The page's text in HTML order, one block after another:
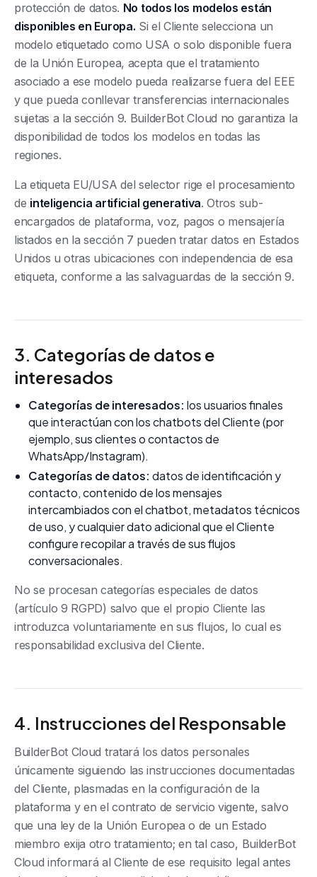
protección de datos. No todos los modelos están
disponibles en Europa. Si el Cliente selecciona un
modelo etiquetado como USA o solo disponible fuera
de la Unión Europea, acepta que el tratamiento
asociado a ese modelo pueda realizarse fuera del EEE
y que pueda conllevar transferencias internacionales
sujetas a la sección 9. BuilderBot Cloud no garantiza la
disponibilidad de todos los modelos en todas las
regiones.
La etiqueta EU/USA del selector rige el procesamiento
de inteligencia artificial generativa. Otros sub-
encargados de plataforma, voz, pagos o mensajería
listados en la sección 7 pueden tratar datos en Estados
Unidos u otras ubicaciones con independencia de esa
etiqueta, conforme a las salvaguardas de la sección 9.
3. Categorías de datos e
interesados
Categorías de interesados: los usuarios finales
que interactúan con los chatbots del Cliente (por
ejemplo, sus clientes o contactos de
WhatsApp/Instagram).
Categorías de datos: datos de identificación y
contacto, contenido de los mensajes
intercambiados con el chatbot, metadatos técnicos
de uso, y cualquier dato adicional que el Cliente
configure recopilar a través de sus flujos
conversacionales.
No se procesan categorías especiales de datos
(artículo 9 RGPD) salvo que el propio Cliente las
introduzca voluntariamente en sus flujos, lo cual es
responsabilidad exclusiva del Cliente.
4. Instrucciones del Responsable
BuilderBot Cloud tratará los datos personales
únicamente siguiendo las instrucciones documentadas
del Cliente, plasmadas en la configuración de la
plataforma y en el contrato de servicio vigente, salvo
que una ley de la Unión Europea o de un Estado
miembro exija otro tratamiento; en tal caso, BuilderBot
Cloud informará al Cliente de ese requisito legal antes